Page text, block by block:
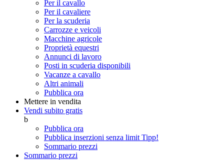
Per il cavallo
Per il cavaliere
Per la scuderia
Carrozze e veicoli
Macchine agricole
Proprietà equestri
Annunci di lavoro
Posti in scuderia disponibili
Vacanze a cavallo
Altri animali
Pubblica ora
Mettere in vendita
Vendi subito gratis
b
Pubblica ora
Pubblica inserzioni senza limit Tipp!
Sommario prezzi
Sommario prezzi